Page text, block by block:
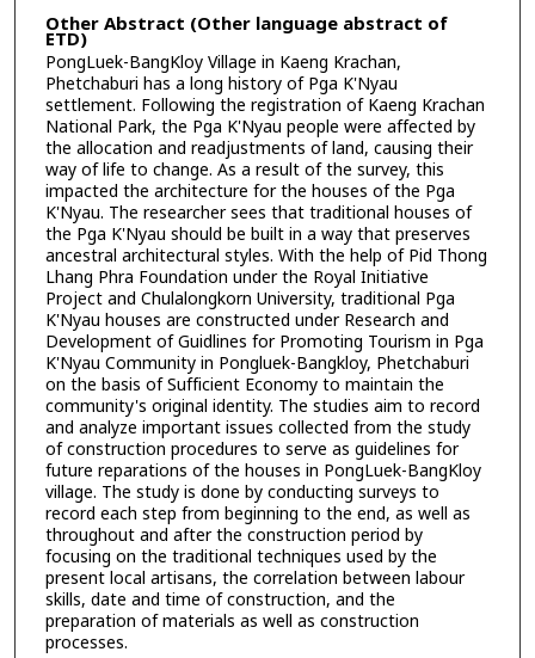
Other Abstract (Other language abstract of
ETD)
PongLuek-BangKloy Village in Kaeng Krachan,
Phetchaburi has a long history of Pga K'Nyau
settlement. Following the registration of Kaeng Krachan
National Park, the Pga K'Nyau people were affected by
the allocation and readjustments of land, causing their
way of life to change. As a result of the survey, this
impacted the architecture for the houses of the Pga
K'Nyau. The researcher sees that traditional houses of
the Pga K'Nyau should be built in a way that preserves
ancestral architectural styles. With the help of Pid Thong
Lhang Phra Foundation under the Royal Initiative
Project and Chulalongkorn University, traditional Pga
K'Nyau houses are constructed under Research and
Development of Guidlines for Promoting Tourism in Pga
K'Nyau Community in Pongluek-Bangkloy, Phetchaburi
on the basis of Sufficient Economy to maintain the
community's original identity. The studies aim to record
and analyze important issues collected from the study
of construction procedures to serve as guidelines for
future reparations of the houses in PongLuek-BangKloy
village. The study is done by conducting surveys to
record each step from beginning to the end, as well as
throughout and after the construction period by
focusing on the traditional techniques used by the
present local artisans, the correlation between labour
skills, date and time of construction, and the
preparation of materials as well as construction
processes.